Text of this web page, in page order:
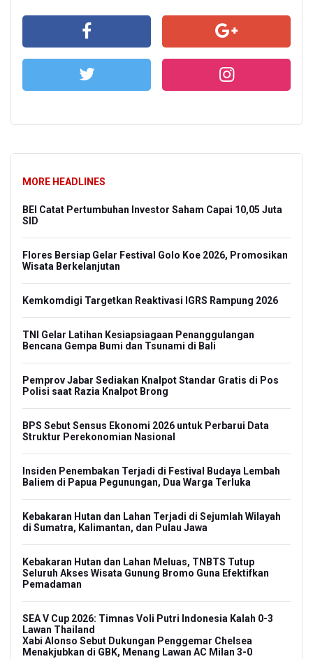
MORE HEADLINES
BEI Catat Pertumbuhan Investor Saham Capai 10,05 Juta
SID
Flores Bersiap Gelar Festival Golo Koe 2026, Promosikan
Wisata Berkelanjutan
Kemkomdigi Targetkan Reaktivasi IGRS Rampung 2026
TNI Gelar Latihan Kesiapsiagaan Penanggulangan
Bencana Gempa Bumi dan Tsunami di Bali
Pemprov Jabar Sediakan Knalpot Standar Gratis di Pos
Polisi saat Razia Knalpot Brong
BPS Sebut Sensus Ekonomi 2026 untuk Perbarui Data
Struktur Perekonomian Nasional
Insiden Penembakan Terjadi di Festival Budaya Lembah
Baliem di Papua Pegunungan, Dua Warga Terluka
Kebakaran Hutan dan Lahan Terjadi di Sejumlah Wilayah
di Sumatra, Kalimantan, dan Pulau Jawa
Kebakaran Hutan dan Lahan Meluas, TNBTS Tutup
Seluruh Akses Wisata Gunung Bromo Guna Efektifkan
Pemadaman
SEA V Cup 2026: Timnas Voli Putri Indonesia Kalah 0-3
Lawan Thailand
Xabi Alonso Sebut Dukungan Penggemar Chelsea
Menakjubkan di GBK, Menang Lawan AC Milan 3-0